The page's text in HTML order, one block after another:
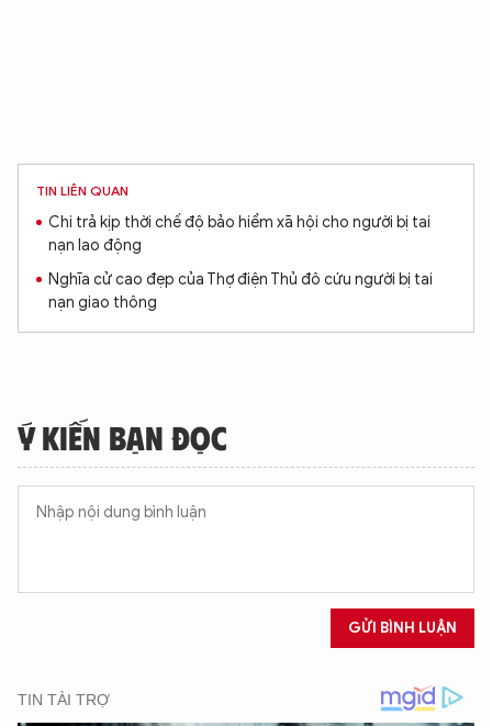
TIN LIÊN QUAN
Chi trả kịp thời chế độ bảo hiểm xã hội cho người bị tai
nạn lao động
Nghĩa cử cao đẹp của Thợ điện Thủ đô cứu người bị tai
nạn giao thông
Ý KIẾN BẠN ĐỌC
GỬI BÌNH LUẬN
XIN CHÀO,
Hãy hỏi tôi bất kỳ điều gì bạn cần biết về
An Ninh Thủ Đô nhé. Tôi sẵn sàng hỗ trợ!